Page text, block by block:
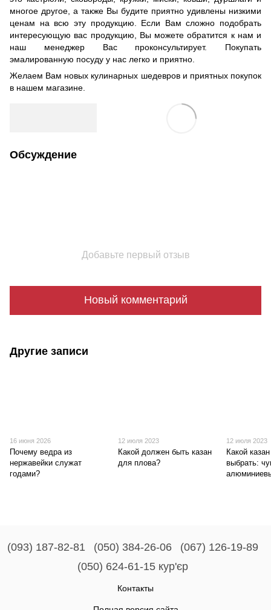
многое другое, а также Вы будите приятно удивлены низкими
ценам на всю эту продукцию. Если Вам сложно подобрать
интересующую вас продукцию, Вы можете обратится к нам и
наш менеджер Вас проконсультирует. Покупать
эмалированную посуду у нас легко и приятно.
Желаем Вам новых кулинарных шедевров и приятных покупок
в нашем магазине.
Обсуждение
Добавьте первый отзыв
Новый комментарий
Другие записи
16 июня 2026
Почему ведра из
нержавейки служат
годами?
12 июля 2023
Какой должен быть казан
для плова?
12 июля 2023
Какой
выбрать:
(093) 187-82-81 (050) 384-26-06
(067) 126-19-89
(050) 624-61-15 кур'єр
Контакты